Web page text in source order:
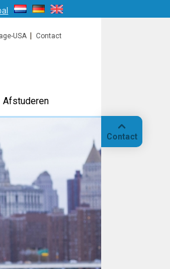
Contact
USA Contact
Afstuderen
stages in de grote
Miami, Los Angeles en meer. Schrijf je
intake gesprek.